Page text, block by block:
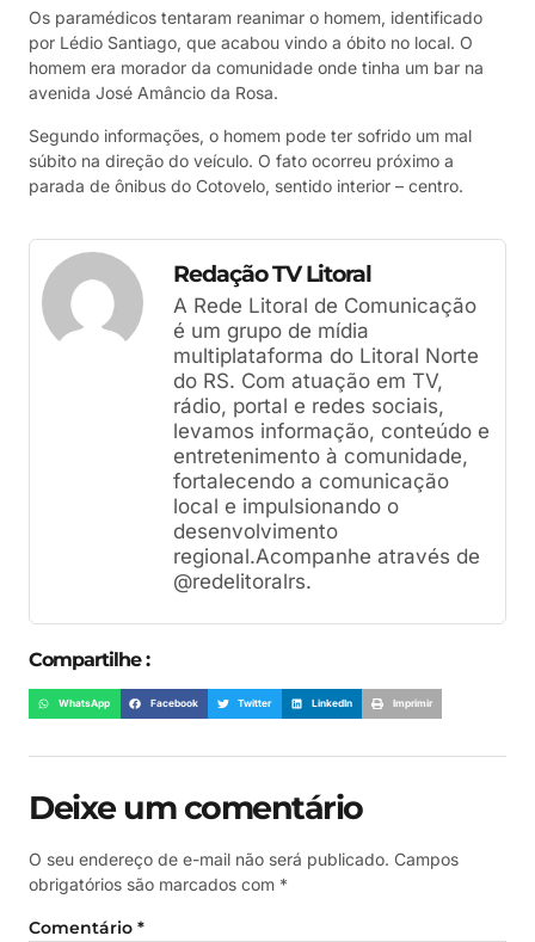
Os paramédicos tentaram reanimar o homem, identificado
por Lédio Santiago, que acabou vindo a óbito no local. O
homem era morador da comunidade onde tinha um bar na
avenida José Amâncio da Rosa.
Segundo informações, o homem pode ter sofrido um mal
súbito na direção do veículo. O fato ocorreu próximo a
parada de ônibus do Cotovelo, sentido interior – centro.
Redação TV Litoral
A Rede Litoral de Comunicação
é um grupo de mídia
multiplataforma do Litoral Norte
do RS. Com atuação em TV,
rádio, portal e redes sociais,
levamos informação, conteúdo e
entretenimento à comunidade,
fortalecendo a comunicação
local e impulsionando o
desenvolvimento
regional.Acompanhe através de
@redelitoralrs.
Compartilhe :
WhatsApp Facebook Twitter LinkedIn Imprimir
Deixe um comentário
O seu endereço de e-mail não será publicado. Campos
obrigatórios são marcados com *
Comentário *